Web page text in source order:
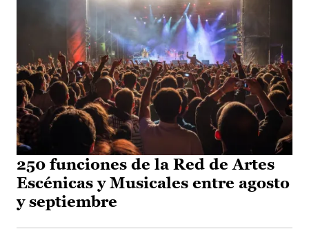
250 funciones de la Red de Artes
Escénicas y Musicales entre agosto
y septiembre